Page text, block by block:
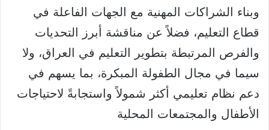
وبناء الشراكات المهنية مع الجهات الفاعلة في
قطاع التعليم، فضلاً عن مناقشة أبرز التحديات
والفرص المرتبطة بتطوير التعليم في العراق، ولا
سيما في مجال الطفولة المبكرة، بما يسهم في
دعم نظام تعليمي أكثر شمولاً واستجابةً لاحتياجات
الأطفال والمجتمعات المحلية